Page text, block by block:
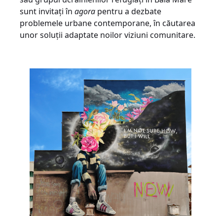
sunt invitați în agora pentru a dezbate
problemele urbane contemporane, în căutarea
unor soluții adaptate noilor viziuni comunitare.